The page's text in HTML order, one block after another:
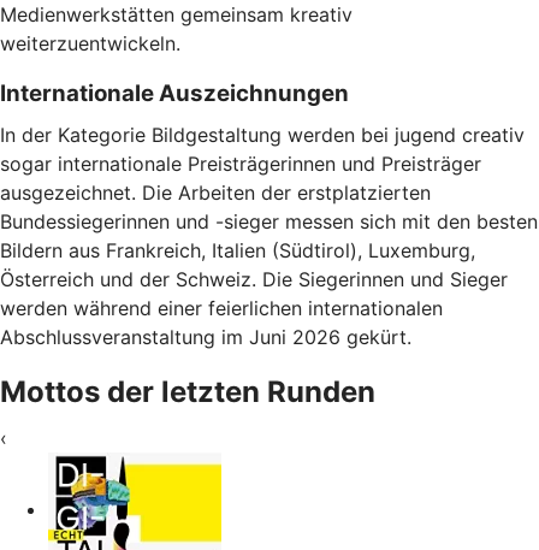
Medienwerkstätten gemeinsam kreativ
weiterzuentwickeln.
Internationale Auszeichnungen
In der Kategorie Bildgestaltung werden bei jugend creativ
sogar internationale Preisträgerinnen und Preisträger
ausgezeichnet. Die Arbeiten der erstplatzierten
Bundessiegerinnen und -sieger messen sich mit den besten
Bildern aus Frankreich, Italien (Südtirol), Luxemburg,
Österreich und der Schweiz. Die Siegerinnen und Sieger
werden während einer feierlichen internationalen
Abschlussveranstaltung im Juni 2026 gekürt.
Mottos der letzten Runden
‹